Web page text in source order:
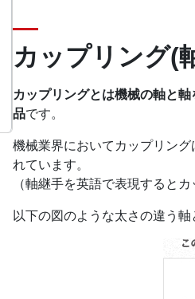
カップリング(
カップリングとは機械の軸と
品です。
機械業界においてカップリン
れています。
（軸継手を英語で表現すると
以下の図のような太さの違う